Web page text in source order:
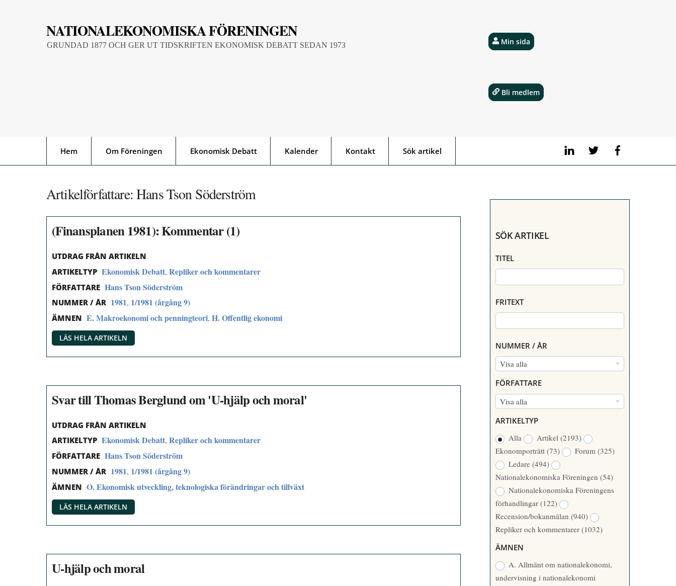
NATIONALEKONOMISKA FÖRENINGEN
GRUNDAD 1877 OCH GER UT TIDSKRIFTEN EKONOMISK DEBATT SEDAN 1973
LinkedIn Twitter
Hem Om Föreningen Ekonomisk Debatt Kalender Kontakt Sök artikel
Min sida
Bli medlem
Artikelförfattare:Hans Tson Söderström
(Finansplanen 1981): Kommentar (1)
UTDRAG FRÅN ARTIKELN
ARTIKELTYP Ekonomisk Debatt, Repliker och kommentarer
FÖRFATTARE Hans Tson Söderström
NUMMER / ÅR 1981, 1/1981 (årgång 9)
ÄMNEN E. Makroekonomi och penningteori, H. Offentlig ekonomi
LÄS HELA ARTIKELN
Svar till Thomas Berglund om 'U-hjälp och moral'
UTDRAG FRÅN ARTIKELN
ARTIKELTYP Ekonomisk Debatt, Repliker och kommentarer
FÖRFATTARE Hans Tson Söderström
NUMMER / ÅR 1981, 1/1981 (årgång 9)
ÄMNEN O. Ekonomisk utveckling, teknologiska förändringar och tillväxt
LÄS HELA ARTIKELN
U-hjälp och moral
SÖK ARTIKEL
TITEL
FRITEXT
NUMMER / ÅR
Visa alla
N
M
M
/
Å
R
FÖRFATTARE
Visa alla
R
F
A
T
T
A
R
E
ARTIKELTYP
Alla
Artikel (2193)
Ekonomporträtt (73) Forum (325)
Ledare (494)
Nationalekonomiska Föreningen (54)
Nationalekonomiska Föreningens
förhandlingar (122)
Recension/bokanmälan (940)
Repliker och kommentarer (1032)
ÄMNEN
A. Allmänt om nationalekonomi,
undervisning i nationalekonomi